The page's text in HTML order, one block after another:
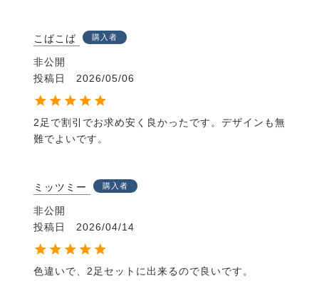
こばこば 購入者
非公開
投稿日
2026/05/06
2足で割引でお求め安く良かったです。デザインも無
難でよいです。
ミッツミー 購入者
非公開
投稿日
2026/04/14
色違いで、2足セットに出来るので良いです。